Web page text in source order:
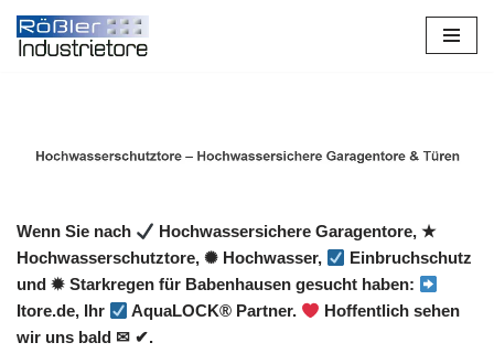
Zum
Wenn Sie nach
Hochwassersichere Garagentore, ★
Hochwasserschutztore, ✺ Hochwasser,
Einbruchschutz
und ✹ Starkregen für Babenhausen gesucht haben:
Itore.de, Ihr
AquaLOCK® Partner.
Hoffentlich sehen
wir uns bald ✉ ✔.